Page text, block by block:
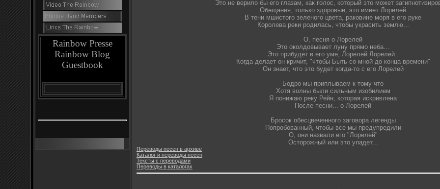
Rainbow Presse
Rainbow Blog
Guestbook
Это не верило бы его глазам, как голос, который это может
Обещания, только здоровые, это имеет Лорелей
В тени мшистого зеленого цвета, раковине моря в его руке
Королева реки родилась, чтобы украсить землю...
О, песня о Лорелей
Это околдовывает луну прямо неба...
Это прибудет в его уме, Лорелей Лорелей..
Когда делает он кричит, "чтобы Быть со мной до конца времени"
Он знает, что это будет когда-то с его Лорелей
Бодро мы приплываем к тому что
Хотя волны были сильным изобилием
Я понижаю реку Рейн, которая искривлена
После песни... о Лорелей
Бросок обесцвеченного заговора легенды
Попробованный, чтобы все мы предупредили
О, они назвали его "Лорелей"
Осторожный или это упадет...
Переводы песен в архиве
Каталог и переводы песен
Тексты с переводами
Переводы в каталогах